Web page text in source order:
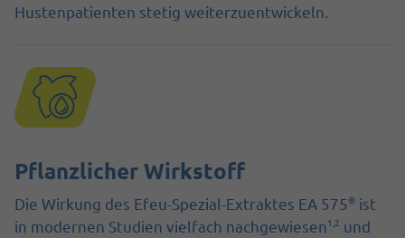
Hustenpatienten stetig weiterzuentwickeln.
Pflanzlicher Wirkstoff
Die Wirkung des Efeu-Spezial-Extraktes EA 575 ® ist
in modernen Studien vielfach nachgewiesen1,2 und